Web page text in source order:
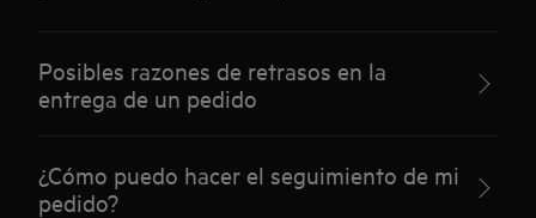
Posibles razones de retrasos en la
entrega de un pedido
¿Cómo puedo hacer el seguimiento de mi
pedido?